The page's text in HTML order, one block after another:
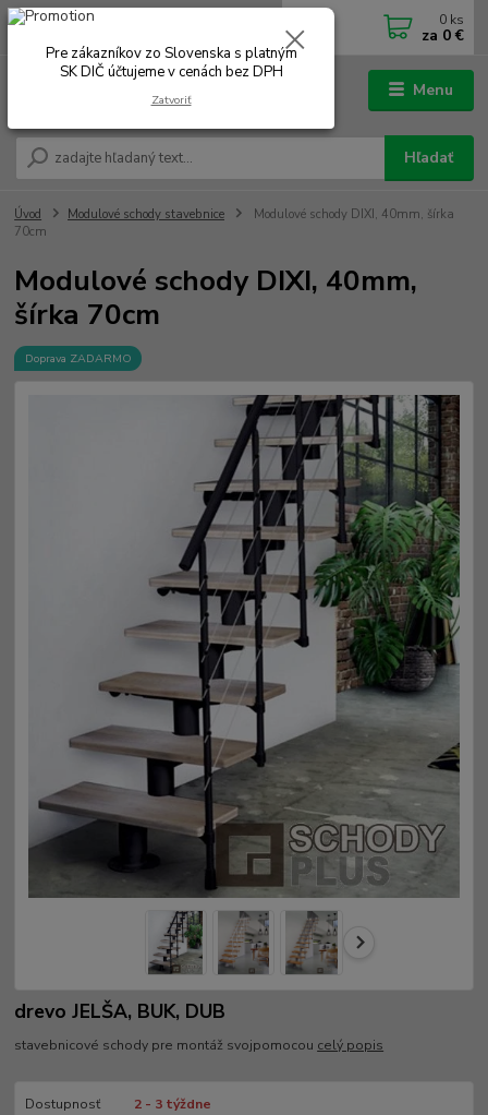
Menu
Hľadať
0902 180 499
0 ks
za 0 €
Úvod Modulové schody stavebnice
Modulové schody DIXI, 40mm, šírka
70cm
Modulové schody DIXI, 40mm,
šírka 70cm
Doprava ZADARMO
drevo JELŠA, BUK, DUB
stavebnicové schody pre montáž svojpomocou celý popis
Dostupnosť
2 - 3 týždne
Pre zákazníkov zo Slovenska s platným
SK DIČ účtujeme v cenách bez DPH
Zatvoriť